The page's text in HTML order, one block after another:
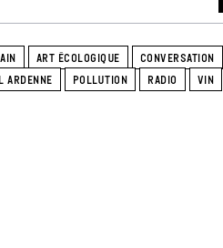
ART ÉCOLOGIQUE CONVERSATION
ARDENNE POLLUTION RADIO VIN